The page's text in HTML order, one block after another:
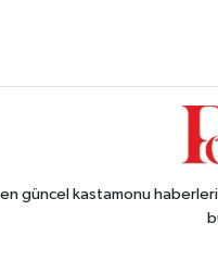
güncel kastamonu